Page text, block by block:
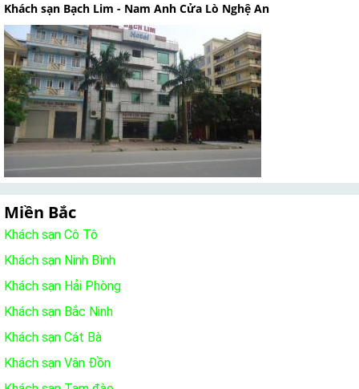
Khách sạn Bạch Lim - Nam Anh Cửa Lò Nghệ An
Miền Bắc
Khách sạn Cô Tô
Khách sạn Ninh Bình
Khách sạn Hải Phòng
Khách sạn Bắc Ninh
Khách sạn Cát Bà
Khách sạn Vân Đồn